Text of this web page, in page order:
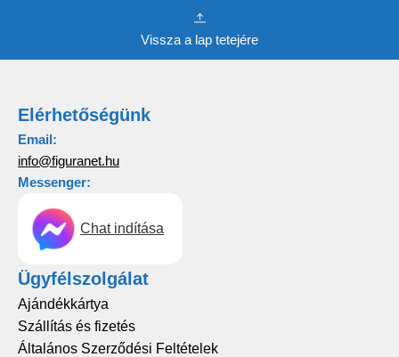
Vissza a lap tetejére
Elérhetőségünk
Email:
info@figuranet.hu
Messenger:
Chat indítása
Ügyfélszolgálat
Ajándékkártya
Szállítás és fizetés
Általános Szerződési Feltételek